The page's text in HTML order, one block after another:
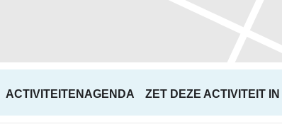
ACTIVITEITENAGENDA ZET DEZE ACTIVITEIT